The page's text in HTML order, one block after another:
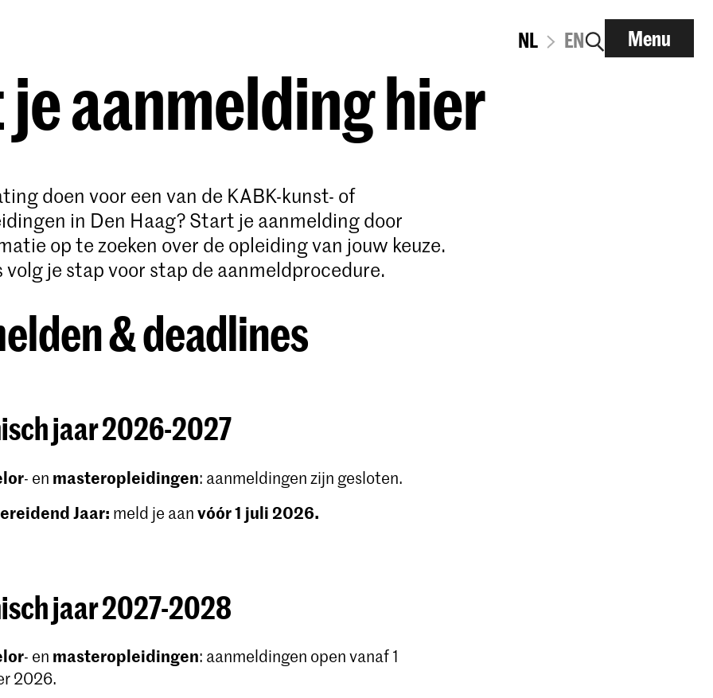
NL EN Menu
aanmelding hier
doen voor een van de KABK-kunst- of
in Den Haag? Start je aanmelding door
op te zoeken over de opleiding van jouw keuze.
volg je stap voor stap de aanmeldprocedure.
& deadlines
jaar 2026-2027
- en masteropleidingen: aanmeldingen zijn gesloten.
Jaar: meld je aanvóór 1 juli 2026.
jaar 2027-2028
- en masteropleidingen: aanmeldingen open vanaf 1
2026.